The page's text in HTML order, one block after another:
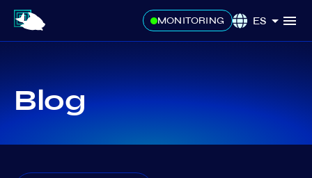
MONITORING ES
Blog